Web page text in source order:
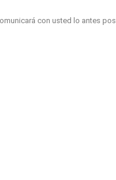
con usted lo antes